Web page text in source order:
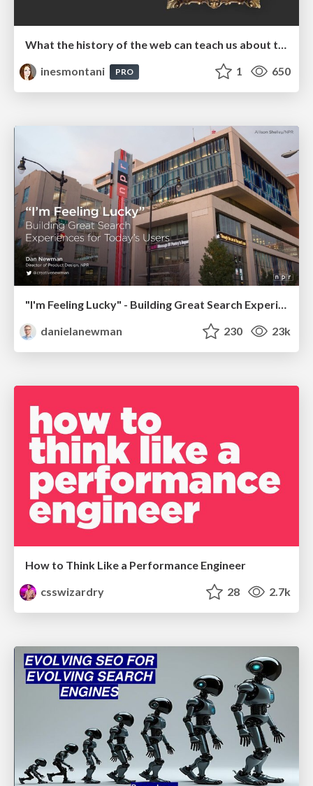
What the history of the web can teach us about the future of AI
inesmontani
PRO 1 650
"I'm Feeling Lucky" - Building Great Search Experiences for Today's Users (#IAC19)
danielanewman
230 23k
How to Think Like a Performance Engineer
csswizardry
28 2.7k